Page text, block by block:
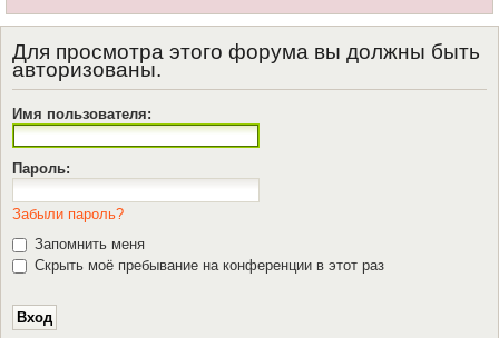
Для просмотра этого форума вы должны быть
авторизованы.
Имя пользователя:
Пароль:
Забыли пароль?
Запомнить меня
Скрыть моё пребывание на конференции в этот раз